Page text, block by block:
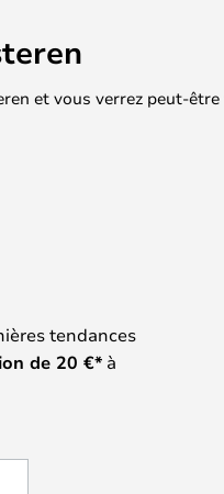
et vous verrez peut-
tendances
de 20 €* à